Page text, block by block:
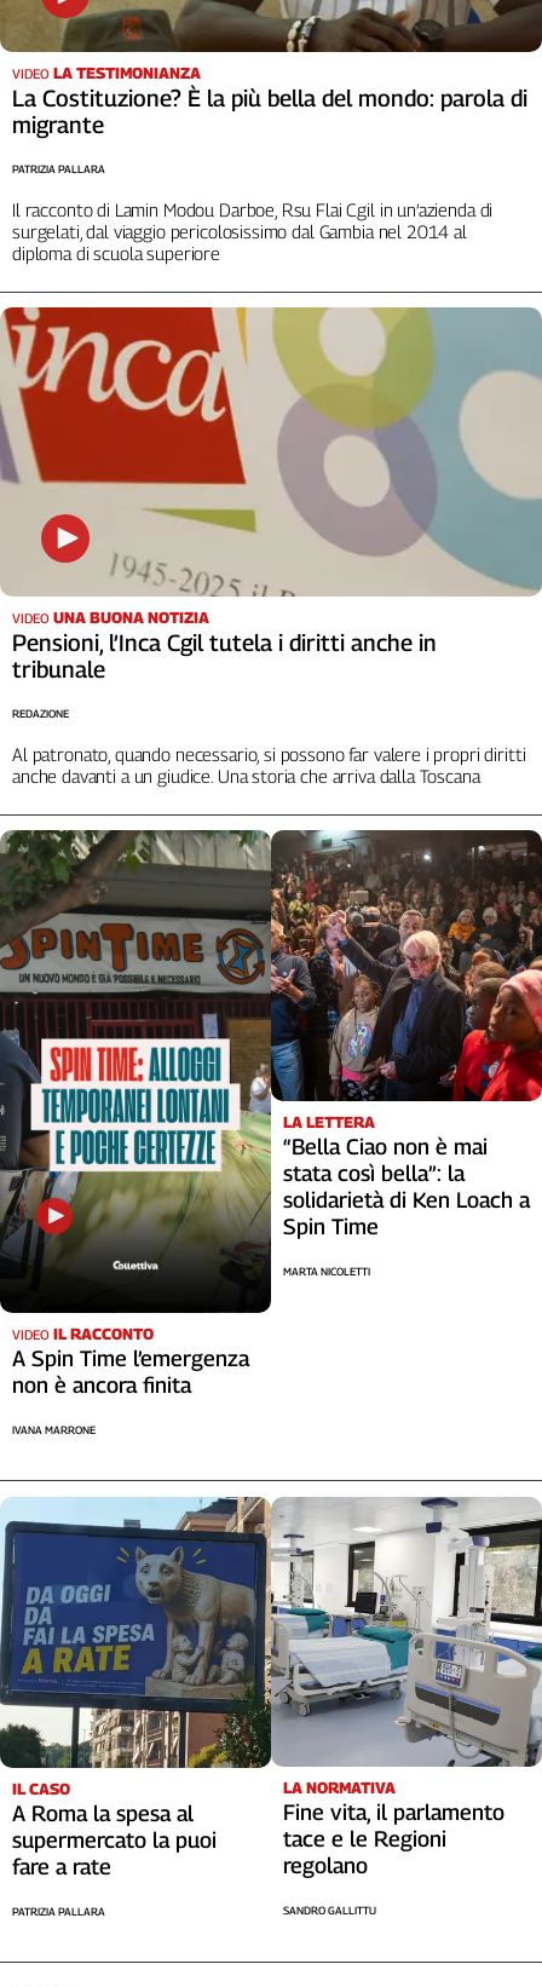
Cerca
Contatti
La
redazione
Social
VIDEO LA TESTIMONIANZA
La Costituzione? È la più bella del mondo: parola di
migrante
Il racconto di Lamin Modou Darboe, Rsu Flai Cgil in un’azienda di
surgelati, dal viaggio pericolosissimo dal Gambia nel 2014 al
diploma di scuola superiore
PATRIZIA PALLARA
VIDEO UNA BUONA NOTIZIA
Pensioni, l’Inca Cgil tutela i diritti anche in
tribunale
Al patronato, quando necessario, si possono far valere i propri diritti
anche davanti a un giudice. Una storia che arriva dalla Toscana
REDAZIONE
VIDEO IL RACCONTO
A Spin Time l’emergenza
non è ancora finita
IVANA MARRONE
LA LETTERA
“Bella Ciao non è mai
stata così bella”: la
solidarietà di Ken Loach a
Spin Time
MARTA NICOLETTI
IL CASO
A Roma la spesa al
supermercato la puoi
fare a rate
PATRIZIA PALLARA
LA NORMATIVA
Fine vita, il parlamento
tace e le Regioni
regolano
SANDRO GALLITTU